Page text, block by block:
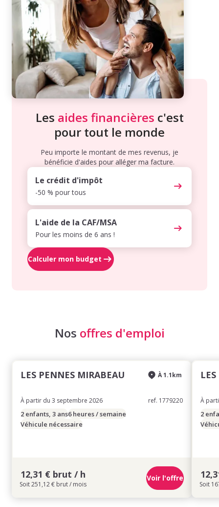
Les aides financières c'est
pour tout le monde
Peu importe le montant de mes revenus, je
bénéficie d'aides pour alléger ma facture.
Le crédit d'impôt
-50 % pour tous
L'aide de la CAF/MSA
Pour les moins de 6 ans !
Calculer mon budget
Nos offres d'emploi
LES PENNES MIRABEAU
À partir du 3 septembre 2026
À 1.1km
ref. 1779220
2 enfants, 3 ans6 heures / semaine
Véhicule nécessaire
12,31 € brut / h
Soit 251,12 € brut / mois
Voir l'offre
À
2
Soit